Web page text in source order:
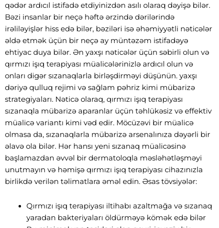
qədər ardıcıl istifadə etdiyinizdən asılı olaraq dəyişə bilər.
Bəzi insanlar bir neçə həftə ərzində dərilərində
irəliləyişlər hiss edə bilər, bəziləri isə əhəmiyyətli nəticələr
əldə etmək üçün bir neçə ay müntəzəm istifadəyə
ehtiyac duya bilər. Ən yaxşı nəticələr üçün səbirli olun və
qırmızı işıq terapiyası müalicələrinizlə ardıcıl olun və
onları digər sızanaqlarla birləşdirməyi düşünün. yaxşı
dəriyə qulluq rejimi və sağlam pəhriz kimi mübarizə
strategiyaları. Nəticə olaraq, qırmızı işıq terapiyası
sızanaqla mübarizə aparanlar üçün təhlükəsiz və effektiv
müalicə variantı kimi vəd edir. Möcüzəvi bir müalicə
olmasa da, sızanaqlarla mübarizə arsenalınıza dəyərli bir
əlavə ola bilər. Hər hansı yeni sızanaq müalicəsinə
başlamazdan əvvəl bir dermatoloqla məsləhətləşməyi
unutmayın və həmişə qırmızı işıq terapiyası cihazınızla
birlikdə verilən təlimatlara əməl edin. Əsas tövsiyələr:
Qırmızı işıq terapiyası iltihabı azaltmağa və sızanaq
yaradan bakteriyaları öldürməyə kömək edə bilər